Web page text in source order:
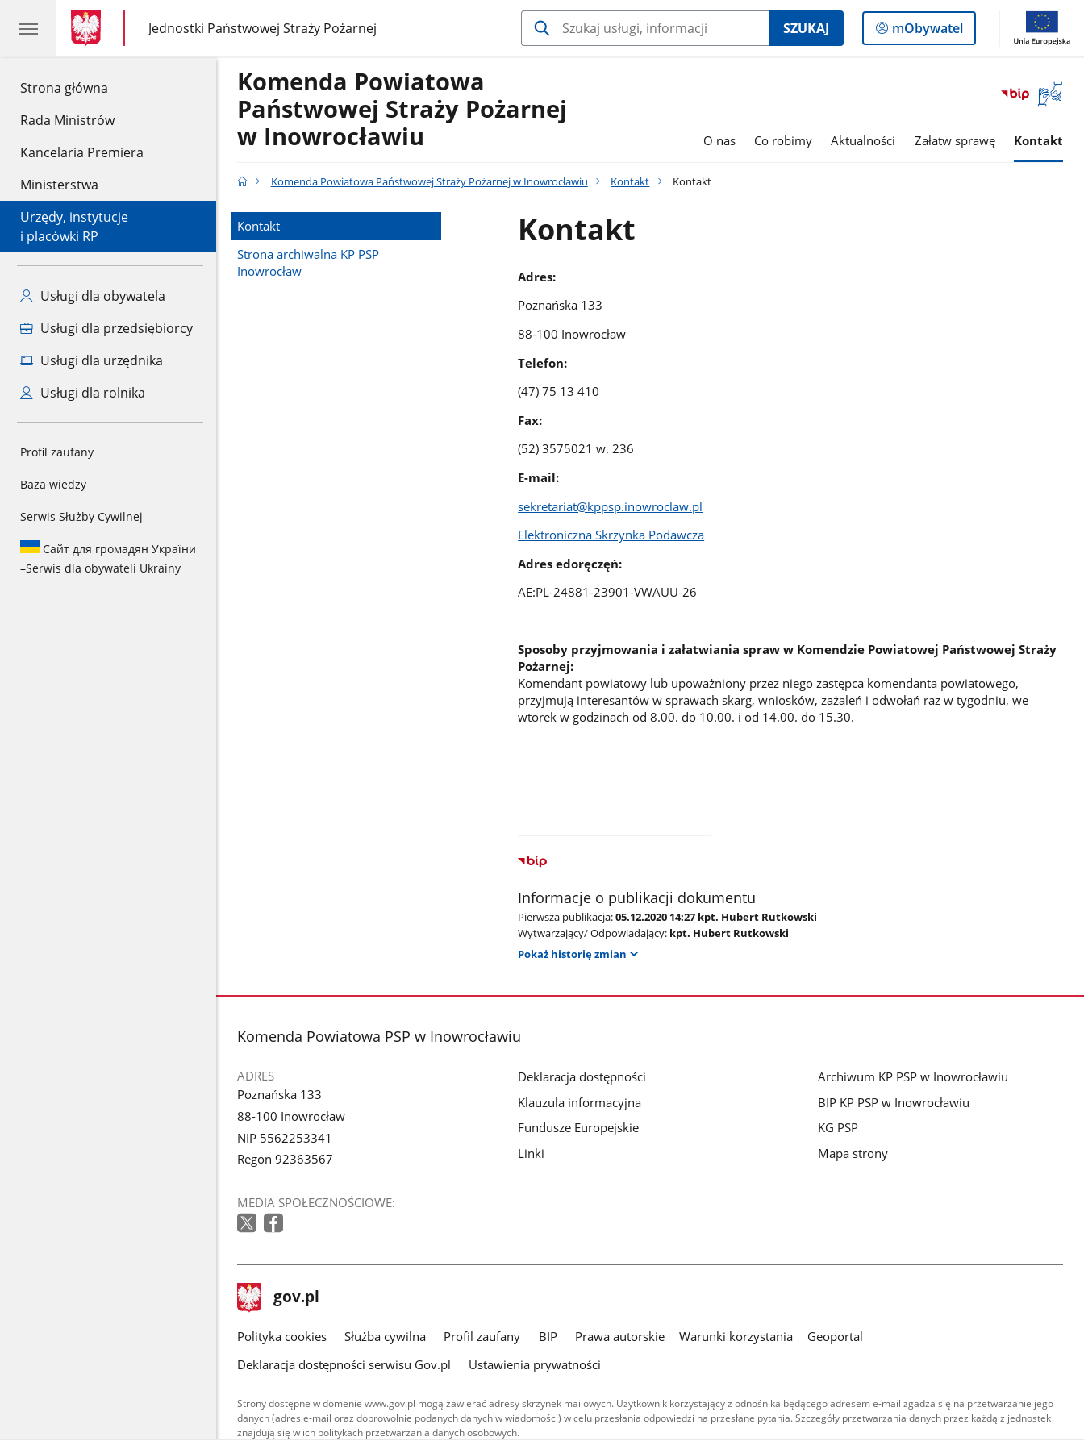
Strona główna
Rada Ministrów
Kancelaria Premiera
Ministerstwa
Urzędy, instytucje
i placówki RP
Usługi dla obywatela
Usługi dla przedsiębiorcy
Usługi dla urzędnika
Usługi dla rolnika
Profil zaufany
Baza wiedzy
Serwis Służby Cywilnej
Сайт для громадян України
–Serwis dla obywateli Ukrainy
gov.pl
gov.pl
Jednostki Państwowej Straży Pożarnej
gov.pl
Jednostki
Państwowej
SZUKAJ
Logowanie
do
mObywatel
Otwórz
okno
języka
Komenda Powiatowa
Państwowej Straży Pożarnej
w Inowrocławiu
O nas Co robimy Aktualności Załatw sprawę Kontakt
Komenda Powiatowa Państwowej Straży Pożarnej w Inowrocławiu Kontakt Kontakt
Kontakt
Strona archiwalna KP PSP
Inowrocław
Kontakt
Adres:
Poznańska 133
88-100 Inowrocław
Telefon:
(47) 75 13 410
Fax:
(52) 3575021 w. 236
E-mail:
sekretariat@kppsp.inowroclaw.pl
Elektroniczna Skrzynka Podawcza
Adres edoręczęń:
AE:PL-24881-23901-VWAUU-26
Sposoby przyjmowania i załatwiania spraw w Komendzie Powiatowej Państwowej Straży
Pożarnej:
Komendant powiatowy lub upoważniony przez niego zastępca komendanta powiatowego,
przyjmują interesantów w sprawach skarg, wniosków, zażaleń i odwołań raz w tygodniu, we
wtorek w godzinach od 8.00. do 10.00. i od 14.00. do 15.30.
Informacje o publikacji dokumentu
Pierwsza publikacja:05.12.2020 14:27 kpt. Hubert Rutkowski
Wytwarzający/ Odpowiadający: kpt. Hubert Rutkowski
Pokaż historię zmian
stopka
Komenda Powiatowa PSP w Inowrocławiu
ADRES
Poznańska 133
88-100 Inowrocław
NIP 5562253341
Regon 92363567
MEDIA SPOŁECZNOŚCIOWE:
Deklaracja dostępności
Klauzula informacyjna
Fundusze Europejskie
Linki
Archiwum KP PSP w Inowrocławiu
BIP KP PSP w Inowrocławiu
KG PSP
Mapa strony
stopka
gov.pl Strona
gov.pl
gov.pl
Polityka cookies Służba cywilna Profil zaufany BIP Prawa autorskie Warunki korzystania
Geoportal
Deklaracja dostępności serwisu Gov.pl
Ustawienia prywatności
Strony dostępne w domenie www.gov.pl mogą zawierać adresy skrzynek mailowych. Użytkownik korzystający z odnośnika będącego adresem e-mail zgadza się na przetwarzanie jego
danych (adres e-mail oraz dobrowolnie podanych danych w wiadomości) w celu przesłania odpowiedzi na przesłane pytania. Szczegóły przetwarzania danych przez każdą z jednostek
znajdują się w ich politykach przetwarzania danych osobowych.